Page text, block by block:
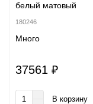
белый матовый
180246
Много
37561 ₽
В корзину